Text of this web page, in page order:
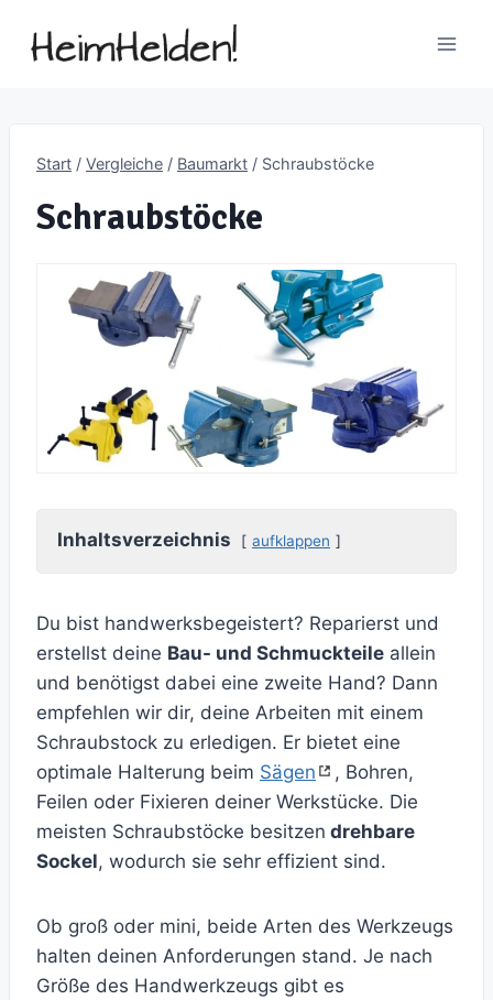
Inhalt
Start / Vergleiche / Baumarkt / Schraubstöcke
Schraubstöcke
Inhaltsverzeichnis aufklappen
Du bist handwerksbegeistert? Reparierst und
erstellst deine Bau- und Schmuckteile allein
und benötigst dabei eine zweite Hand? Dann
empfehlen wir dir, deine Arbeiten mit einem
Schraubstock zu erledigen. Er bietet eine
optimale Halterung beim Sägen
, Bohren,
Feilen oder Fixieren deiner Werkstücke. Die
meisten Schraubstöcke besitzen drehbare
Sockel, wodurch sie sehr effizient sind.
Ob groß oder mini, beide Arten des Werkzeugs
halten deinen Anforderungen stand. Je nach
Größe des Handwerkzeugs gibt es